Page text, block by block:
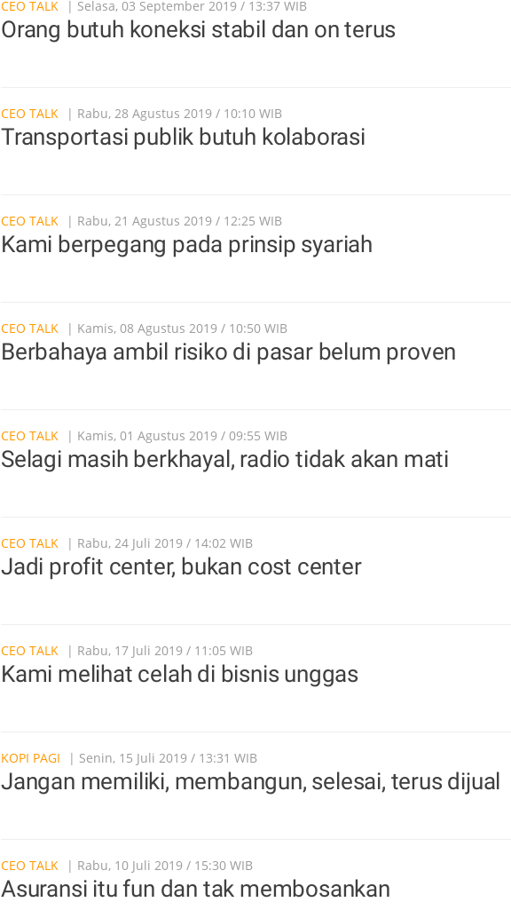
CEO TALK | Selasa, 03 September 2019 / 13:37 WIB
Orang butuh koneksi stabil dan on terus
CEO TALK | Rabu, 28 Agustus 2019 / 10:10 WIB
Transportasi publik butuh kolaborasi
CEO TALK | Rabu, 21 Agustus 2019 / 12:25 WIB
Kami berpegang pada prinsip syariah
CEO TALK | Kamis, 08 Agustus 2019 / 10:50 WIB
Berbahaya ambil risiko di pasar belum proven
CEO TALK | Kamis, 01 Agustus 2019 / 09:55 WIB
Selagi masih berkhayal, radio tidak akan mati
CEO TALK | Rabu, 24 Juli 2019 / 14:02 WIB
Jadi profit center, bukan cost center
CEO TALK | Rabu, 17 Juli 2019 / 11:05 WIB
Kami melihat celah di bisnis unggas
KOPI PAGI | Senin, 15 Juli 2019 / 13:31 WIB
Jangan memiliki, membangun, selesai, terus dijual
CEO TALK | Rabu, 10 Juli 2019 / 15:30 WIB
Asuransi itu fun dan tak membosankan